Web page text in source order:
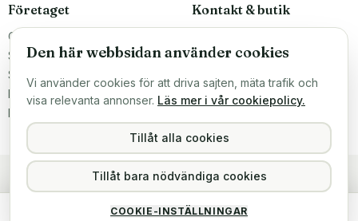
Företaget
Om oss
Större inköp?
Sälj till oss
Köpvillkor
Integritetspolicy
Kontakt & butik
Malmö, Sverige
ÖPPETTIDER
Mån–Fre 10–16
Hitta hit →
HP EliteDesk 800 G2 2 399 kr
Den här webbsidan använder cookies
Vi använder cookies för att driva sajten, mäta trafik och
visa relevanta annonser. Läs mer i vår cookiepolicy.
Tillåt alla cookies
Tillåt bara nödvändiga cookies
COOKIE-INSTÄLLNINGAR